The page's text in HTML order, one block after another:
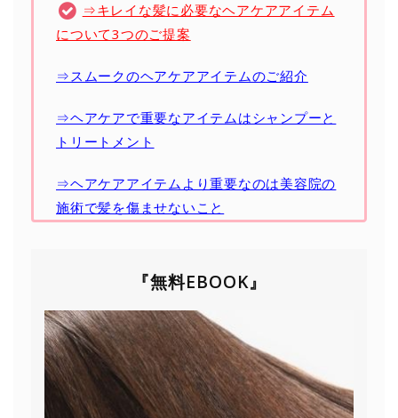
⇒キレイな髪に必要なヘアケアアイテム
について3つのご提案
⇒スムークのヘアケアアイテムのご紹介
⇒ヘアケアで重要なアイテムはシャンプーと
トリートメント
⇒ヘアケアアイテムより重要なのは美容院の
施術で髪を傷ませないこと
『無料EBOOK』